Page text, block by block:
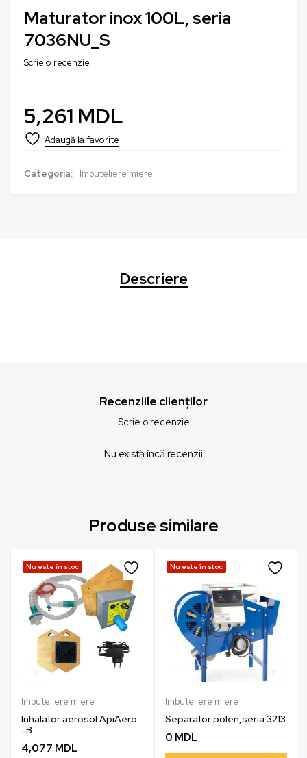
Maturator inox 100L, seria
7036NU_S
Scrie o recenzie
5,261 MDL
Categoria: Imbuteliere miere
Descriere
Recenziile clienților
Scrie o recenzie
Nu există încă recenzii
Produse similare
Nu este în stoc
Imbuteliere miere
Inhalator aerosol ApiAero
-B
4,077 MDL
Nu este în stoc
Imbuteliere miere
Separator polen,seria 3213
0 MDL